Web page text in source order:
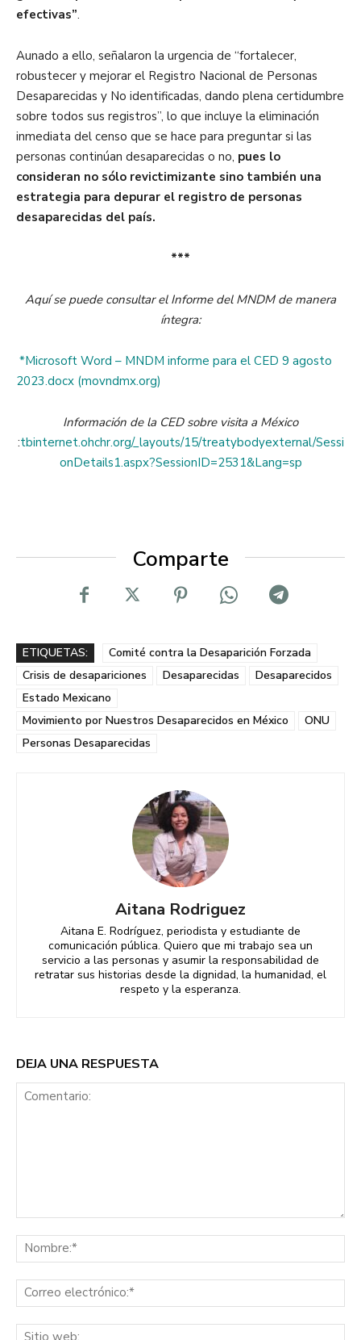
efectivas”.
Aunado a ello, señalaron la urgencia de “fortalecer,
robustecer y mejorar el Registro Nacional de Personas
Desaparecidas y No identificadas, dando plena certidumbre
sobre todos sus registros”, lo que incluye la eliminación
inmediata del censo que se hace para preguntar si las
personas continúan desaparecidas o no, pues lo
consideran no sólo revictimizante sino también una
estrategia para depurar el registro de personas
desaparecidas del país.
***
Aquí se puede consultar el Informe del MNDM de manera
íntegra:
*Microsoft Word – MNDM informe para el CED 9 agosto
2023.docx (movndmx.org)
Información de la CED sobre visita a México
:tbinternet.ohchr.org/_layouts/15/treatybodyexternal/Sessi
onDetails1.aspx?SessionID=2531&Lang=sp
Comparte
ETIQUETAS:
Comité contra la Desaparición Forzada
Crisis de desapariciones
Desaparecidas
Desaparecidos
Estado Mexicano
Movimiento por Nuestros Desaparecidos en México
ONU
Personas Desaparecidas
Aitana Rodriguez
Aitana E. Rodríguez, periodista y estudiante de
comunicación pública. Quiero que mi trabajo sea un
servicio a las personas y asumir la responsabilidad de
retratar sus historias desde la dignidad, la humanidad, el
respeto y la esperanza.
DEJA UNA RESPUESTA